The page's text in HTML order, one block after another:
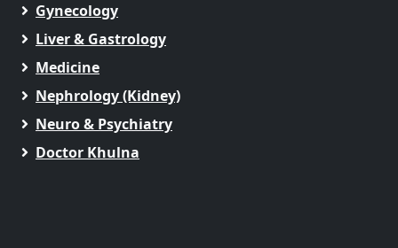
Gynecology
Liver & Gastrology
Medicine
Nephrology (Kidney)
Neuro & Psychiatry
Doctor Khulna